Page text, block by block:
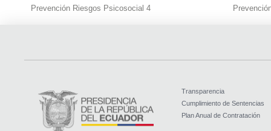
Prevención Riesgos Psicosocial 4
Transparencia
Cumplimiento de Sentencias
Plan Anual de Contratación